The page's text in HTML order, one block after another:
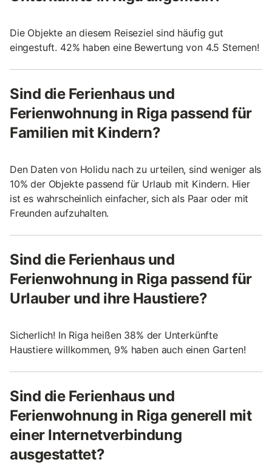
Die Objekte an diesem Reiseziel sind häufig gut
eingestuft. 42% haben eine Bewertung von 4.5 Sternen!
Sind die Ferienhaus und
Ferienwohnung in Riga passend für
Familien mit Kindern?
Den Daten von Holidu nach zu urteilen, sind weniger als
10% der Objekte passend für Urlaub mit Kindern. Hier
ist es wahrscheinlich einfacher, sich als Paar oder mit
Freunden aufzuhalten.
Sind die Ferienhaus und
Ferienwohnung in Riga passend für
Urlauber und ihre Haustiere?
Sicherlich! In Riga heißen 38% der Unterkünfte
Haustiere willkommen, 9% haben auch einen Garten!
Sind die Ferienhaus und
Ferienwohnung in Riga generell mit
einer Internetverbindung
ausgestattet?